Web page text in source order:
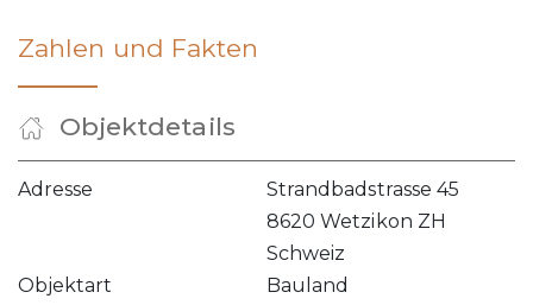
Zahlen und Fakten
Objektdetails
Adresse
Strandbadstrasse 45
8620 Wetzikon ZH
Schweiz
Objektart
Bauland